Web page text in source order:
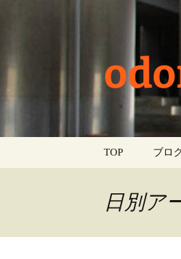
TOP ブロ
学校
日別ア